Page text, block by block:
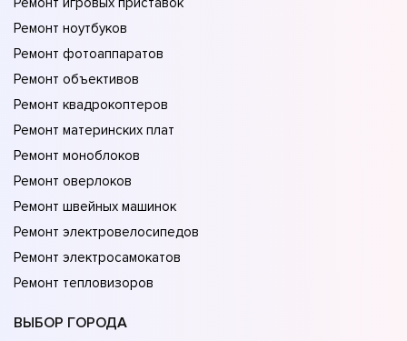
Ремонт ноутбуков
Ремонт фотоаппаратов
Ремонт объективов
Ремонт квадрокоптеров
Ремонт материнских плат
Ремонт моноблоков
Ремонт оверлоков
Ремонт швейных машинок
Ремонт электровелосипедов
Ремонт электросамокатов
Ремонт тепловизоров
ВЫБОР ГОРОДА